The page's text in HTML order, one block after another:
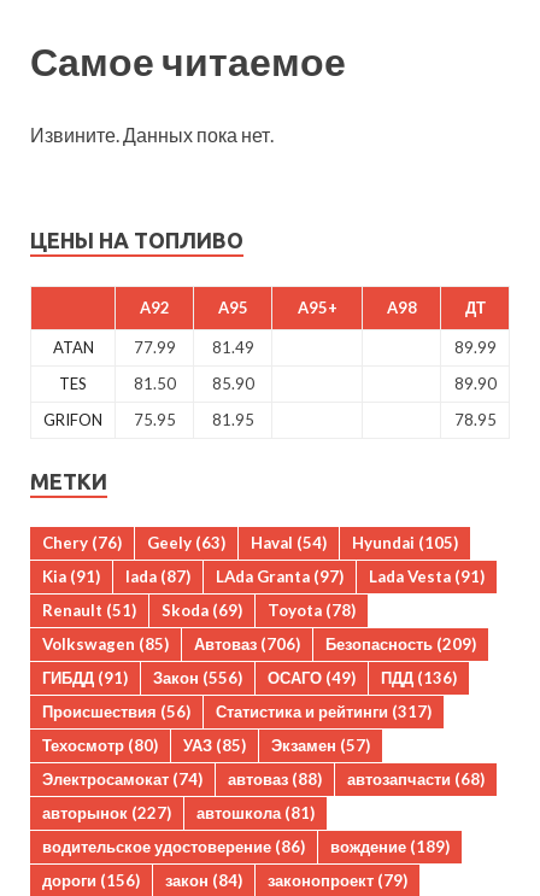
Самое читаемое
Извините. Данных пока нет.
ЦЕНЫ НА ТОПЛИВО
A92 A95 A95+ A98 ДТ
ATAN 77.99 81.49
89.99
TES
81.50 85.90
89.90
GRIFON
75.95 81.95 78.95
МЕТКИ
Chery (76) Geely (63) Haval (54) Hyundai (105)
Kia (91) lada (87) LAda Granta (97) Lada Vesta (91)
Renault (51) Skoda (69) Toyota (78)
Volkswagen (85) Автоваз (706) Безопасность (209)
ГИБДД (91) Закон (556) ОСАГО (49) ПДД (136)
Происшествия (56) Статистика и рейтинги (317)
Техосмотр (80) УАЗ (85) Экзамен (57)
Электросамокат (74) автоваз (88) автозапчасти (68)
авторынок (227) автошкола(81)
водительское удостоверение (86) вождение (189)
дороги (156) закон (84) законопроект (79)